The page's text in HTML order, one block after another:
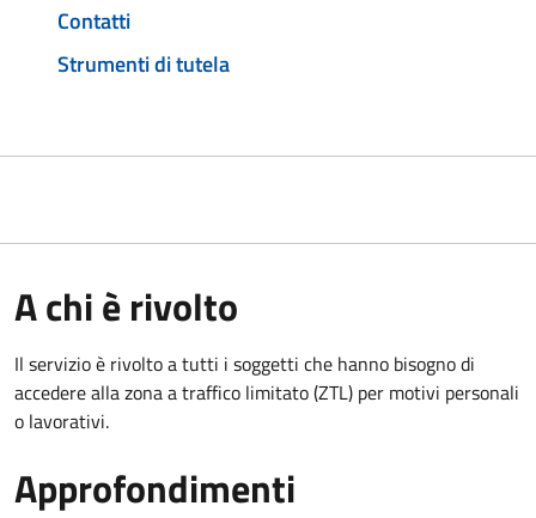
Contatti
Strumenti di tutela
A chi è rivolto
Il servizio è rivolto a tutti i soggetti che hanno bisogno di
accedere alla zona a traffico limitato (ZTL) per motivi personali
o lavorativi.
Approfondimenti